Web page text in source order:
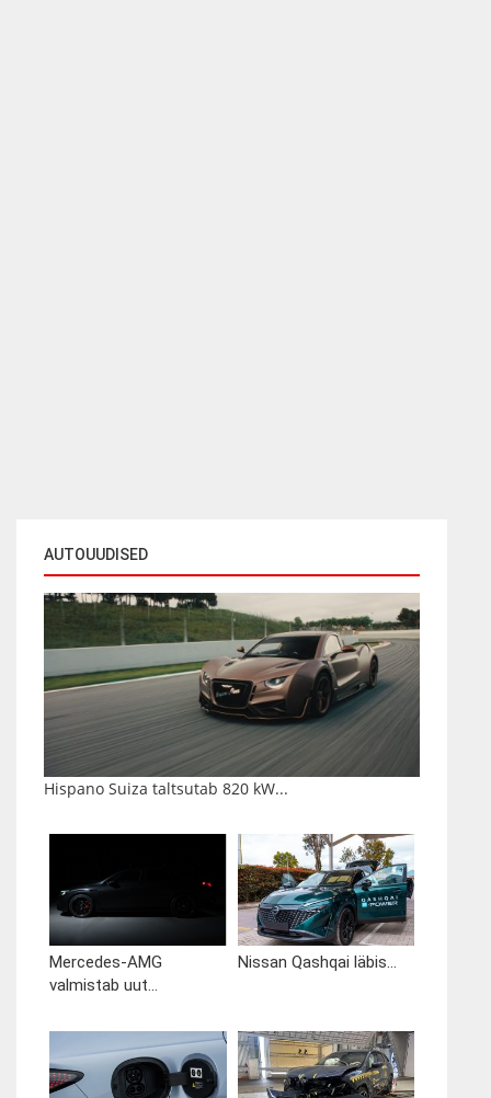
AUTOUUDISED
Hispano Suiza taltsutab 820 kW...
Mercedes-AMG
valmistab uut...
Nissan Qashqai läbis...